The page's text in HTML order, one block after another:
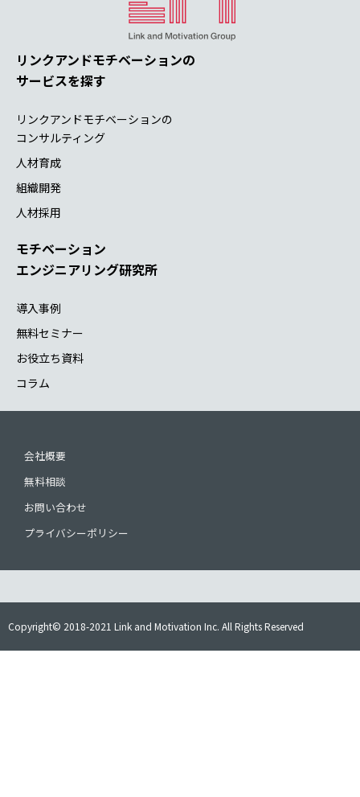
リンクアンドモチベーションの
サービスを探す
リンクアンドモチベーションの
コンサルティング
人材育成
組織開発
人材採用
モチベーション
エンジニアリング研究所
導入事例
無料セミナー
お役立ち資料
コラム
会社概要
無料相談
お問い合わせ
プライバシーポリシー
Copyright© 2018-2021 Link and Motivation Inc. All Rights Reserved